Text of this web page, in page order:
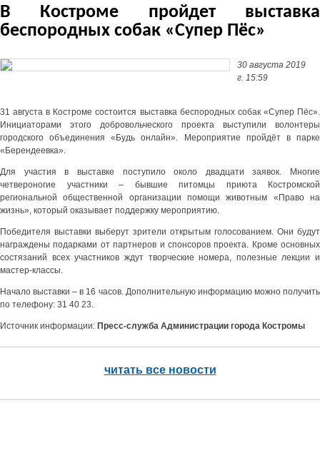
В Костроме пройдет выставка
беспородных собак «Супер Пёс»
30 августа 2019
г. 15:59
31 августа в Костроме состоится выставка беспородных собак «Супер Пёс».
Инициаторами этого добровольческого проекта выступили волонтеры
городского объединения «Будь онлайн». Мероприятие пройдёт в парке
«Берендеевка».
Для участия в выставке поступило около двадцати заявок. Многие
четвероногие участники – бывшие питомцы приюта Костромской
региональной общественной организации помощи животным «Право на
жизнь», который оказывает поддержку мероприятию.
Победителя выставки выберут зрители открытым голосованием. Они будут
награждены подарками от партнеров и спонсоров проекта. Кроме основных
состязаний всех участников ждут творческие номера, полезные лекции и
мастер-классы.
Начало выставки – в 16 часов. Дополнительную информацию можно получить
по телефону: 31 40 23.
Источник информации: Пресс-служба Администрации города Костромы
читать все новости